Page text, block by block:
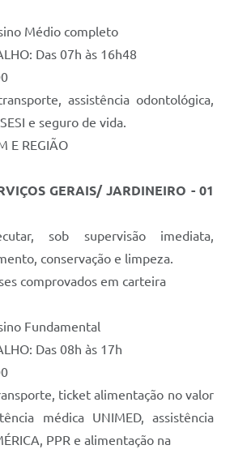
Médio completo
Das 07h às 16h48
assistência odontológica,
e seguro de vida.
E REGIÃO
GERAIS/ JARDINEIRO - 01
sob supervisão imediata,
conservação e limpeza.
comprovados em carteira
Fundamental
Das 08h às 17h
ticket alimentação no valor
médica UNIMED, assistência
PPR e alimentação na